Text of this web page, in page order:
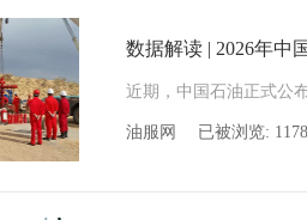
数据解读 | 2026年中
油服网 已被浏览: 1178